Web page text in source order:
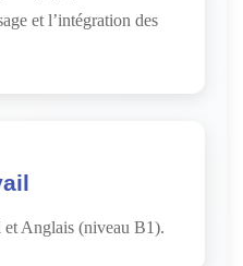
et l’intégration des
et Anglais (niveau B1).